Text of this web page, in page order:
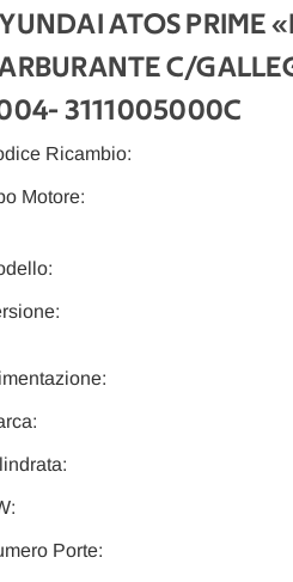
ATOS PRIME
C/
- 3111005000C
Ricambio:
Motore:
Porte: